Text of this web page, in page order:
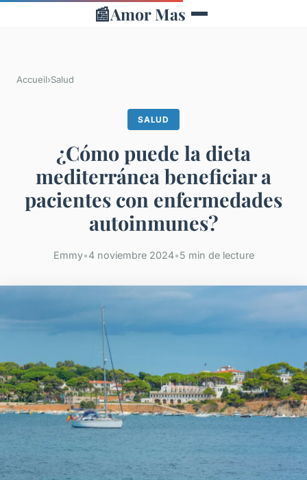
📰Amor Mas
Accueil›Salud
SALUD
¿Cómo puede la dieta
mediterránea beneficiar a
pacientes con enfermedades
autoinmunes?
Emmy•4 noviembre 2024•5 min de lecture